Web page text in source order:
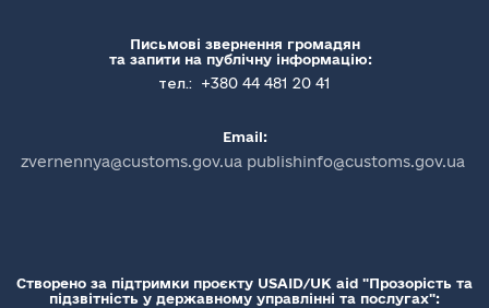
Письмові звернення громадян
та запити на публічну інформацію:
тел.:
+380 44 481 20 41
Email:
zvernennya@customs.gov.ua publishinfo@customs.gov.ua
Створено за підтримки проєкту USAID/UK aid "Прозорість та
підзвітність у державному управлінні та послугах":